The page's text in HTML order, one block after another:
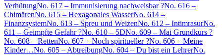
VerhütungNo. 617 – Immunisierung nachweisbar ?No. 616 –
ChimärenNo. 615 – Hexagonales WasserNo. 614 –
FinanzsystemNo. 613 – Spreu und WeizenNo. 612 – IntimrasurNo.
611 – Geimpfte Gefahr ?No. 610 – 5DNo. 609 – Mai Grundkurs ?
No. 608 – RettenNo. 607 – Noch spiritueller ?No. 606 – Meine
Kinder…No. 605 – AbtreibungNo. 604 – Du bist ein LehrerNo.